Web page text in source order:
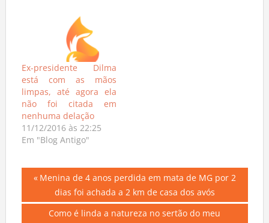
Ex-presidente Dilma
está com as mãos
limpas, até agora ela
não foi citada em
nenhuma delação
11/12/2016 às 22:25
Em "Blog Antigo"
Navegação
de
Previous
Post:
Menina de 4 anos perdida em mata de MG por 2
dias foi achada a 2 km de casa dos avós
Next
Como é linda a natureza no sertão do meu